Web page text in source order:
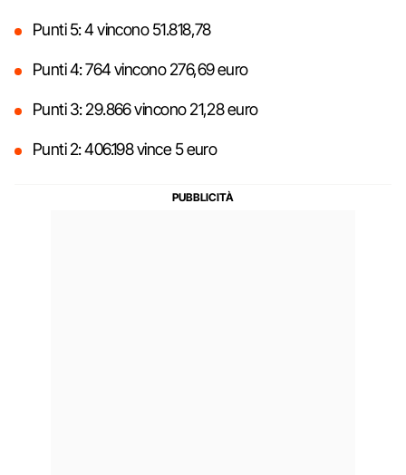
Punti 5: 4 vincono 51.818,78
Punti 4: 764 vincono 276,69 euro
Punti 3: 29.866 vincono 21,28 euro
Punti 2: 406.198 vince 5 euro